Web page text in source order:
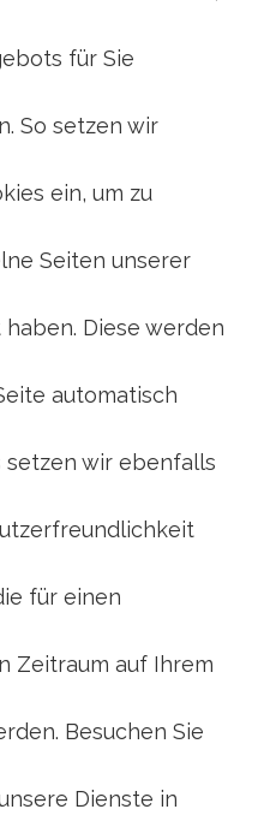
für Sie
So setzen wir
ein, um zu
Seiten unserer
Diese werden
automatisch
setzen wir ebenfalls
für einen
Zeitraum auf Ihrem
Besuchen Sie
Dienste in